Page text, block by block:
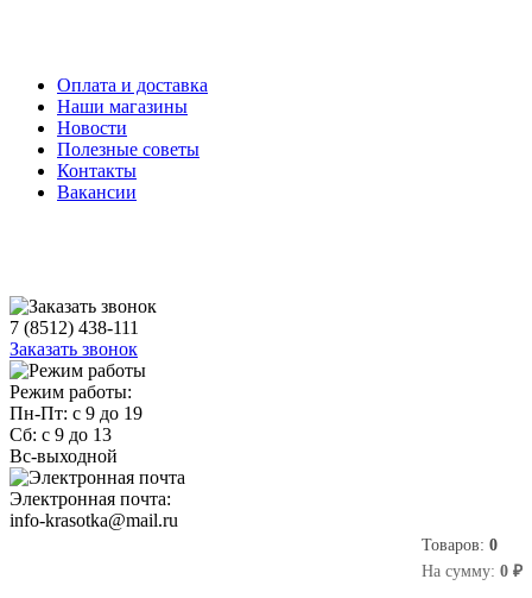
Оплата и доставка
Наши магазины
Новости
Полезные советы
Контакты
Вакансии
7 (8512) 438-111
Заказать звонок
Режим работы:
Пн-Пт: с 9 до 19
Сб: с 9 до 13
Вс-выходной
Электронная почта:
info-krasotka@mail.ru
Товаров: 0
На сумму: 0 ₽